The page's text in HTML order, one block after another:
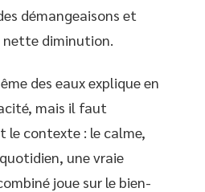
démangeaisons et
diminution.
des eaux explique en
mais il faut
le contexte : le calme,
une vraie
joue sur le bien-